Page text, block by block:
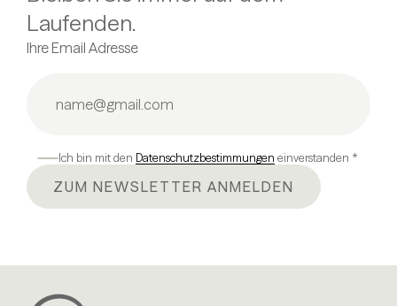
Laufenden.
Ihre Email Adresse
Ich bin mit den Datenschutzbestimmungen einverstanden *
ZUM NEWSLETTER ANMELDEN